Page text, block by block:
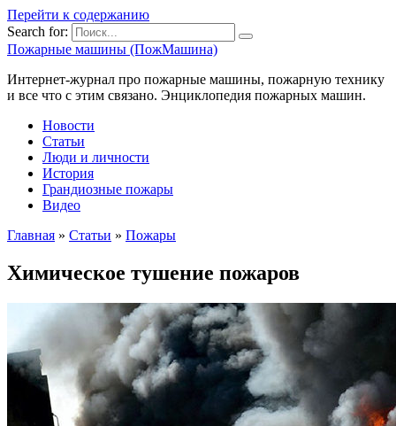
Перейти к содержанию
Search for:
Пожарные машины (ПожМашина)
Интернет-журнал про пожарные машины, пожарную технику
и все что с этим связано. Энциклопедия пожарных машин.
Новости
Статьи
Люди и личности
История
Грандиозные пожары
Видео
Главная » Статьи » Пожары
Химическое тушение пожаров